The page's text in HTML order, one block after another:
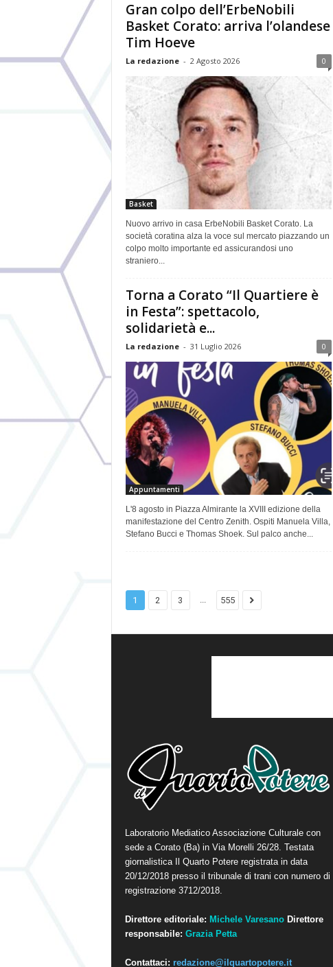
Gran colpo dell’ErbeNobili
Basket Corato: arriva l’olandese
Tim Hoeve
La redazione - 2 Agosto 2026 0
Basket
Nuovo arrivo in casa ErbeNobili Basket Corato. La
società coratina alza la voce sul mercato piazzando un
colpo molto importante ed assicurandosi uno
straniero...
Torna a Corato “Il Quartiere è
in Festa”: spettacolo,
solidarietà e...
La redazione - 31 Luglio 2026 0
Appuntamenti
L'8 agosto in Piazza Almirante la XVIII edizione della
manifestazione del Centro Zenith. Ospiti Manuela Villa,
Stefano Bucci e Thomas Shoek. Sul palco anche...
1 2 3 ... 555
Laboratorio Mediatico Associazione Culturale con
sede a Corato (Ba) in Via Morelli 26/28. Testata
giornalistica Il Quarto Potere registrata in data
20/12/2018 presso il tribunale di trani con numero di
registrazione 3712/2018.
Direttore editoriale: Michele Varesano Direttore
responsabile: Grazia Petta
Contattaci: redazione@ilquartopotere.it